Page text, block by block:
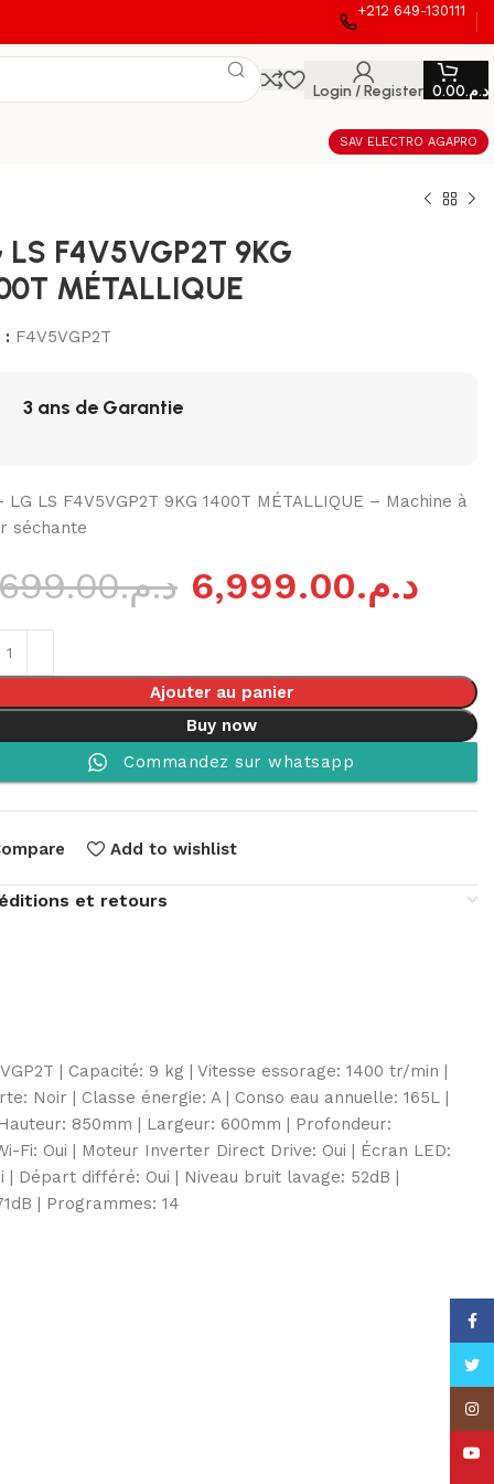
+212 649-130111
Login / Register د.م.0.00
SAV ELECTRO AGAPRO
LS F4V5VGP2T 9KG
MÉTALLIQUE
: F4V5VGP2T
3 ans de Garantie
LG LS F4V5VGP2T 9KG 1400T MÉTALLIQUE – Machine à
séchante
د.م. د.م.6,999.00
Ajouter au panier
Buy now
Commandez sur whatsapp
Add to wishlist
et retours
| Capacité: 9 kg | Vitesse essorage: 1400 tr/min |
Noir | Classe énergie: A | Conso eau annuelle: 165L |
850mm | Largeur: 600mm | Profondeur:
Fi: Oui | Moteur Inverter Direct Drive: Oui | Écran LED:
| Départ différé: Oui | Niveau bruit lavage: 52dB |
| Programmes: 14